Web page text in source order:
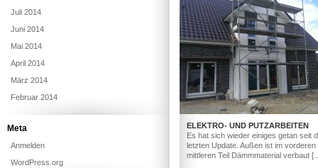
ELEKTRO- UND PUTZARBEITEN
Es hat sich wieder einiges getan seit
letzten Update. Außen ist im vorderen
mittleren Teil Dämmmaterial verbaut
Juli 2014
Juni 2014
Mai 2014
April 2014
März 2014
Februar 2014
Meta
Anmelden
WordPress.org